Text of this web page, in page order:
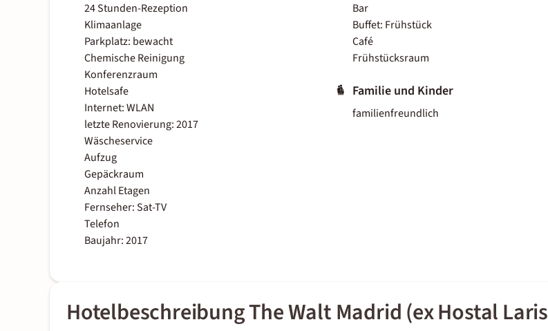
24 Stunden-Rezeption
Klimaanlage
Parkplatz: bewacht
Chemische Reinigung
Konferenzraum
Hotelsafe
Internet: WLAN
letzte Renovierung: 2017
Wäscheservice
Aufzug
Gepäckraum
Anzahl Etagen
Fernseher: Sat-TV
Telefon
Baujahr: 2017
Bar
Buffet: Frühstück
Café
Frühstücksraum
Familie und Kinder
familienfreundlich
Hotelbeschreibung The Walt Madrid (ex Hostal